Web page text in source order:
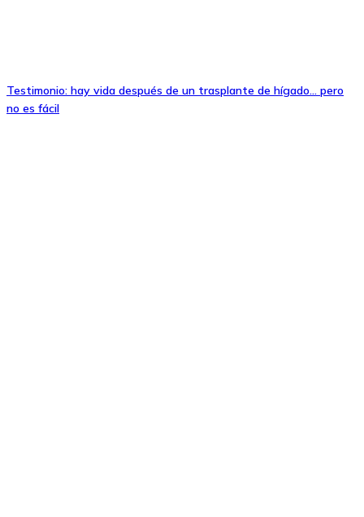
Testimonio: hay vida después de un trasplante de hígado… pero
no es fácil